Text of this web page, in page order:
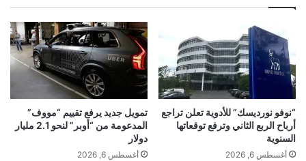
د
ل
ى
ل
ع
ا
ل
ق
ي
ت
ه
ا
ا
ل
ج
“نوفو نورديسك” للأدوية تعلن تراجع
أرباح الربع الثاني وترفع توقعاتها
السنوية
أغسطس 6, 2026
تمويل جديد يرفع تقييم “مووف”
المدعومة من “أوبر” لنحو 2.1 مليار
دولار
أغسطس 6, 2026